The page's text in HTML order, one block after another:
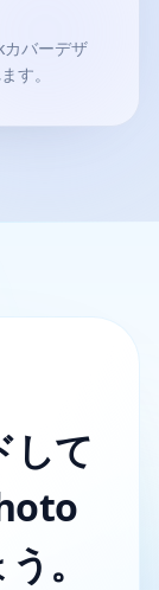
カバーデザ
す。
して
。